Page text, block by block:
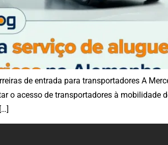
de entrada para transportadores A
o acesso de transportadores à mobilidade